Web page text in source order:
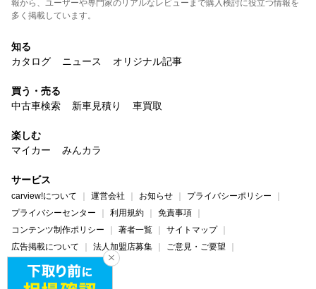
報から、ユーザーや専門家のリアルなレビューまで購入検討に役立つ情報を
多く掲載しています。
知る
カタログ
ニュース オリジナル記事
買う・売る
中古車検索
新車見積り 車買取
楽しむ
マイカー
みんカラ
サービス
carview!について 運営会社 お知らせ
プライバシーポリシー
プライバシーセンター
利用規約
免責事項
コンテンツ制作ポリシー
著者一覧
サイトマップ
広告掲載について
法人加盟店募集
ご意見・ご要望
ヘルプ・お問い合わせ